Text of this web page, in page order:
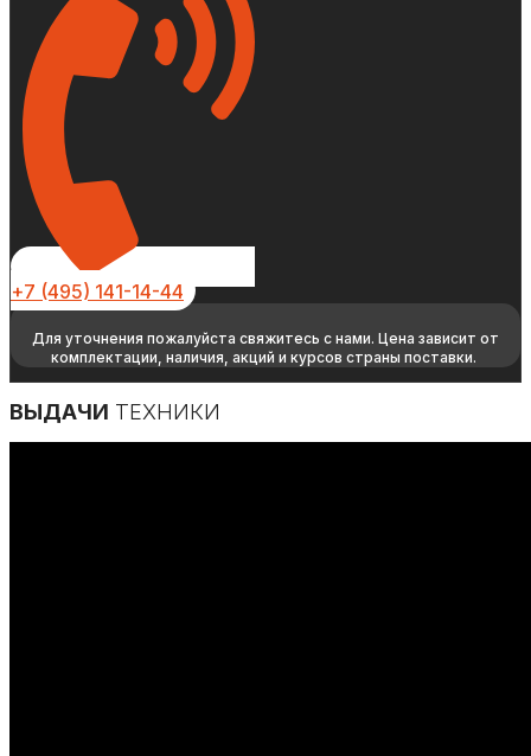
+7 (495) 141-14-44
Для уточнения пожалуйста свяжитесь с нами. Цена зависит от
комплектации, наличия, акций и курсов страны поставки.
ВЫДАЧИ ТЕХНИКИ